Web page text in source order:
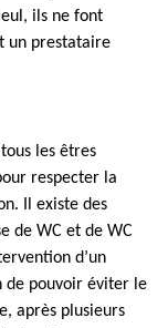
ils ne font
un prestataire
les êtres
respecter la
Il existe des
de WC et de WC
d’un
de pouvoir éviter le
après plusieurs